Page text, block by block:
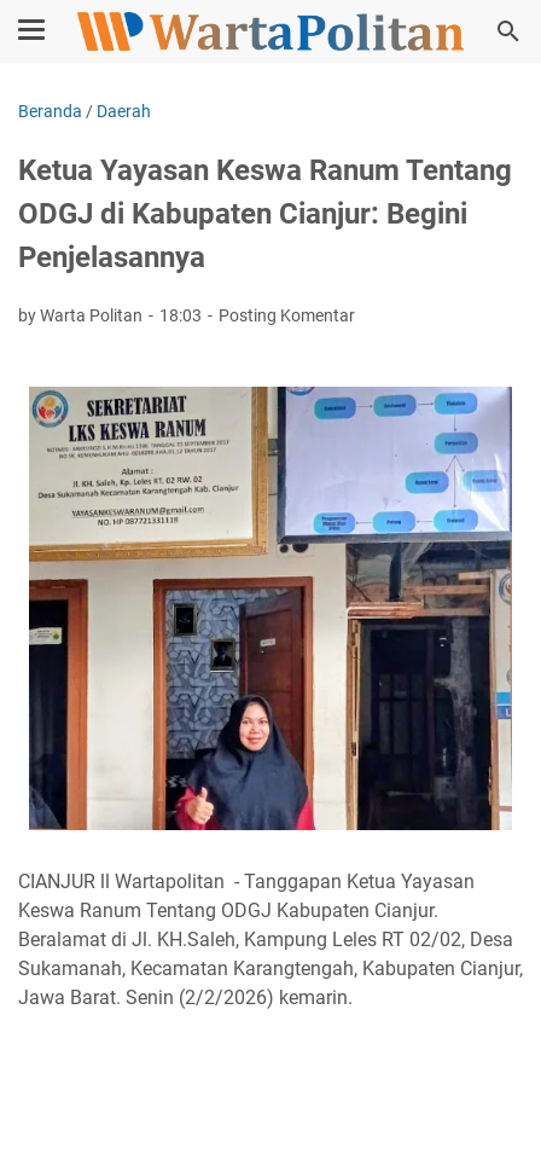
Beranda / Daerah
Ketua Yayasan Keswa Ranum Tentang
ODGJ di Kabupaten Cianjur: Begini
Penjelasannya
by Warta Politan 18:03 Posting Komentar
CIANJUR ll Wartapolitan - Tanggapan Ketua Yayasan
Keswa Ranum Tentang ODGJ Kabupaten Cianjur.
Beralamat di Jl. KH.Saleh, Kampung Leles RT 02/02, Desa
Sukamanah, Kecamatan Karangtengah, Kabupaten Cianjur,
Jawa Barat. Senin (2/2/2026) kemarin.